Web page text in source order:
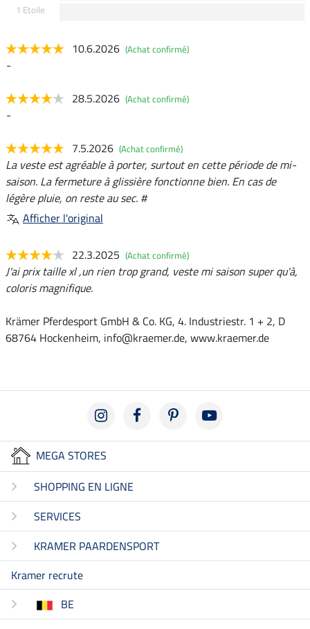
1 Etoile
10.6.2026 (Achat confirmé)
-
28.5.2026 (Achat confirmé)
-
7.5.2026 (Achat confirmé)
La veste est agréable à porter, surtout en cette période de mi-
saison. La fermeture à glissière fonctionne bien. En cas de
légère pluie, on reste au sec. #
Afficher l'original
22.3.2025 (Achat confirmé)
J'ai prix taille xl ,un rien trop grand, veste mi saison super qu'à,
coloris magnifique.
Krämer Pferdesport GmbH & Co. KG, 4. Industriestr. 1 + 2, D
68764 Hockenheim, info@kraemer.de, www.kraemer.de
MEGA STORES
SHOPPING EN LIGNE
SERVICES
KRAMER PAARDENSPORT
Kramer recrute
BE